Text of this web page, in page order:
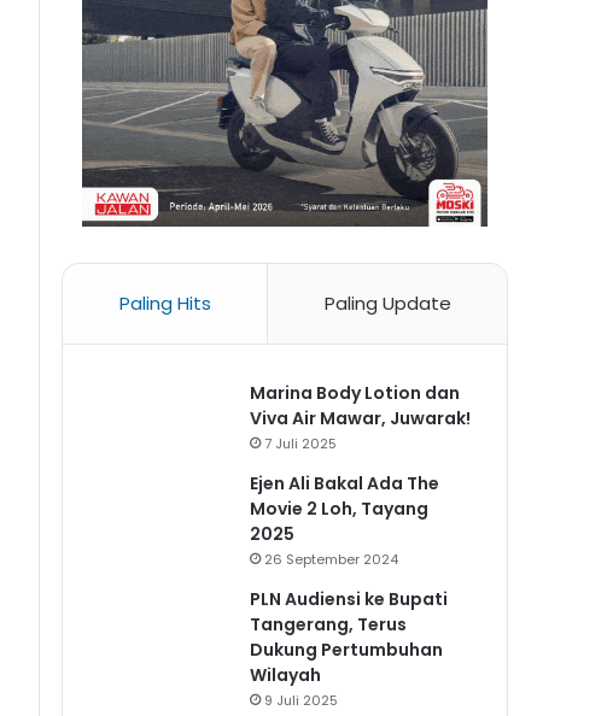
Paling Hits Paling Update
Marina Body Lotion dan
Viva Air Mawar, Juwarak!
7 Juli 2025
Ejen Ali Bakal Ada The
Movie 2 Loh, Tayang
2025
26 September 2024
PLN Audiensi ke Bupati
Tangerang, Terus
Dukung Pertumbuhan
Wilayah
9 Juli 2025